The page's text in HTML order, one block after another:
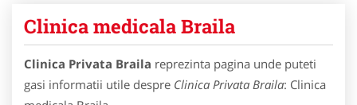
Clinica medicala Braila
Clinica Privata Braila reprezinta pagina unde puteti
gasi informatii utile despre Clinica Privata Braila: Clinica